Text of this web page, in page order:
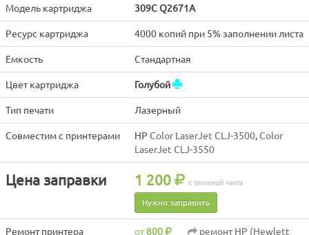
Модель картриджа 309C Q2671A
Ресурс картриджа 4000 копий при 5% заполнении листа
Емкость Стандартная
Цвет картриджа Голубой
Тип печати Лазерный
Совместим с принтерами HP Color LaserJet CLJ-3500,Color
LaserJet CLJ-3550
Цена заправки 1 200 с заменой чипа
Нужно заправить
Ремонт принтера от800
ремонт HP (Hewlett